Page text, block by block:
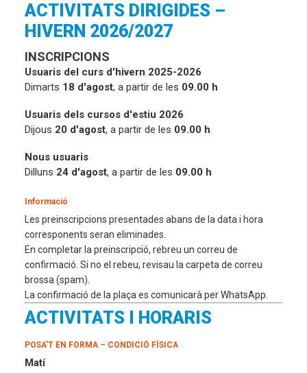
ACTIVITATS DIRIGIDES –
HIVERN 2026/2027
INSCRIPCIONS
Usuaris del curs d'hivern 2025-2026
Dimarts 18 d'agost, a partir de les 09.00 h
Usuaris dels cursos d'estiu 2026
Dijous 20 d'agost, a partir de les 09.00 h
Nous usuaris
Dilluns 24 d'agost, a partir de les 09.00 h
Informació
Les preinscripcions presentades abans de la data i hora
corresponents seran eliminades.
En completar la preinscripció, rebreu un correu de
confirmació. Si no el rebeu, revisau la carpeta de correu
brossa (spam).
La confirmació de la plaça es comunicarà per WhatsApp.
ACTIVITATS I HORARIS
POSA'T EN FORMA – CONDICIÓ FÍSICA
Matí